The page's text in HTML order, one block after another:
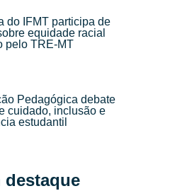
do IFMT participa de
equidade racial
pelo TRE-MT
Pedagógica debate
cuidado, inclusão e
estudantil
destaque